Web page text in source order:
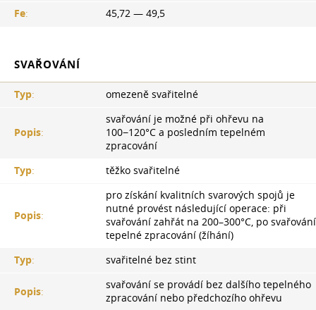
Fe: 45,72 — 49,5
SVAŘOVÁNÍ
Typ: omezeně svařitelné
Popis:
svařování je možné při ohřevu na
100−120°С a posledním tepelném
zpracování
Typ: těžko svařitelné
Popis:
pro získání kvalitních svarových spojů je
nutné provést následující operace: při
svařování zahřát na 200–300°C, po svařování
tepelné zpracování (žíhání)
Typ: svařitelné bez stint
Popis:
svařování se provádí bez dalšího tepelného
zpracování nebo předchozího ohřevu